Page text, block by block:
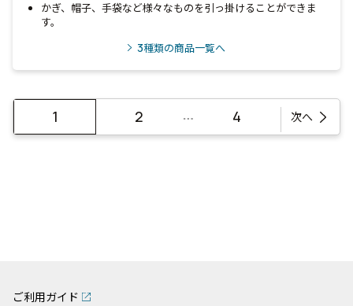
かぎ、帽子、手袋など様々なものを引っ掛けることができま
す。
3種類の商品一覧へ
1 2 … 4 次へ
ご利用ガイド